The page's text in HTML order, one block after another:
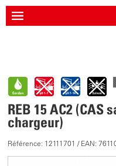
REB 15 AC2 (CAS
chargeur)
Référence: 12111701 / EAN: